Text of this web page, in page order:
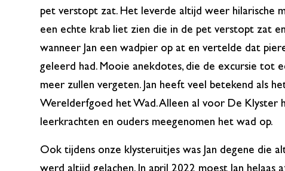
pet verstopt zat. Het leverde altijd weer hilarische
een echte krab liet zien die in de pet verstopt zat
wanneer Jan een wadpier op at en vertelde dat
geleerd had. Mooie anekdotes, die de excursie tot
meer zullen vergeten. Jan heeft veel betekend als
Werelderfgoed het Wad. Alleen al voor De Klyster
leerkrachten en ouders meegenomen het wad op.
Ook tijdens onze klysteruitjes was Jan degene die